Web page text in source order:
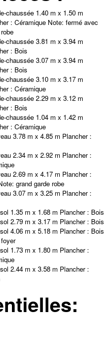
chaussée 1.40 m x 1.50 m
: Céramique Note: fermé avec
chaussée 3.81 m x 3.94 m
: Bois
chaussée 3.07 m x 3.94 m
: Bois
chaussée 3.10 m x 3.17 m
: Céramique
chaussée 2.29 m x 3.12 m
: Bois
chaussée 1.04 m x 1.42 m
: Céramique
3.78 m x 4.85 m Plancher :
2.34 m x 2.92 m Plancher :
2.69 m x 4.17 m Plancher :
: grand garde robe
3.07 m x 3.25 m Plancher :
1.35 m x 1.68 m Plancher : Bois
2.79 m x 3.17 m Plancher : Bois
4.06 m x 5.18 m Plancher : Bois
foyer
1.73 m x 1.80 m Plancher :
2.44 m x 3.58 m Plancher :